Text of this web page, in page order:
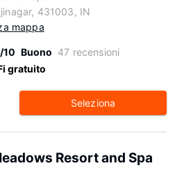
431003, IN
mappa
10 Buono 47 recensioni
gratuito
Seleziona
Resort and Spa